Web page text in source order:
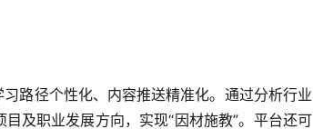
路径个性化、内容推送精准化。通过分析行业
及职业发展方向，实现“因材施教”。平台还可